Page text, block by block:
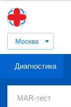
Москва
Диагностика